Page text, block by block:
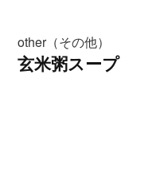
other（その他）
玄米粥スープ